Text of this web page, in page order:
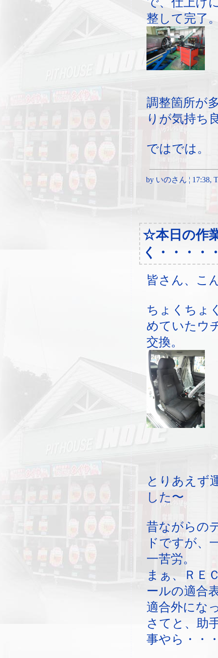
整して完了
調整箇所が
りが気持ち
ではでは。
by いのさん ¦ 17:38,
☆本日の作
く・・・・
皆さん、こ
ちょくちょ
めていたウ
交換。
とりあえず
した〜
昔ながらの
ドですが、
一苦労。
まぁ、ＲＥ
ールの適合
適合外にな
さてと、助
事やら・・